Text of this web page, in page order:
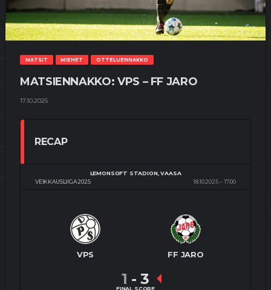
MATSIT MIEHET OTTELUENNAKKO
MATSIENNAKKO: VPS – FF JARO
17.10.2025
RECAP
VEIKKAUSLIIGA 2025
LEMONSOFT STADION, VAASA
18.10.2025
17:00
VPS FF JARO
1 - 3
FINAL SCORE